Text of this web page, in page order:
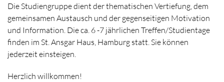
Die Studiengruppe dient der thematischen Vertiefung, dem
gemeinsamen Austausch und der gegenseitigen Motivation
und Information. Die ca. 6 -7 jährlichen Treffen/Studientage
finden im St. Ansgar Haus, Hamburg statt. Sie können
jederzeit einsteigen.
Herzlich willkommen!